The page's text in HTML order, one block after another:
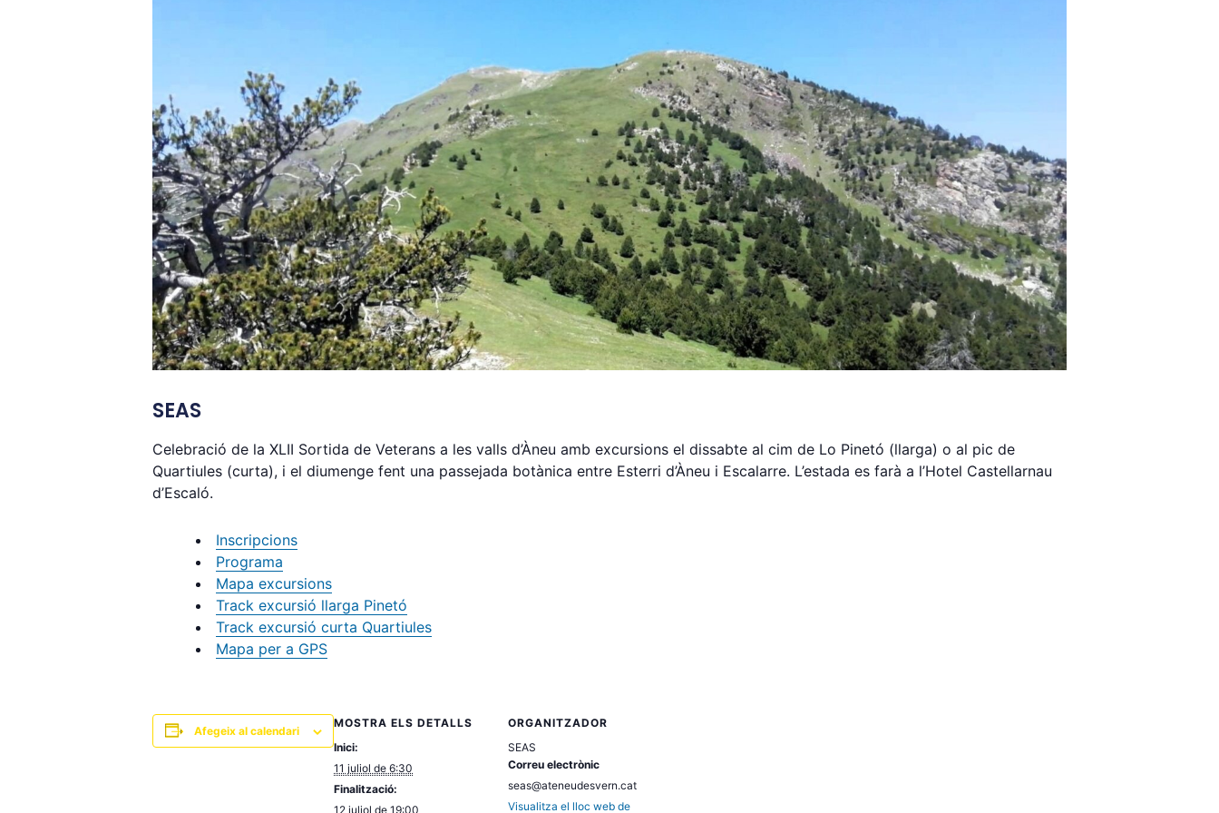
SEAS
Celebració de la XLII Sortida de Veterans a les valls d’Àneu amb excursions el dissabte al cim de Lo Pinetó (llarga) o al pic de
Quartiules (curta), i el diumenge fent una passejada botànica entre Esterri d’Àneu i Escalarre. L’estada es farà a l’Hotel Castellarnau
d’Escaló.
Inscripcions
Programa
Mapa excursions
Track excursió llarga Pinetó
Track excursió curta Quartiules
Mapa per a GPS
Afegeix al calendari
MOSTRA ELS DETALLS
Inici:
11 juliol de 6:30
Finalització:
12 juliol de 19:00
ORGANITZADOR
SEAS
Correu electrònic
seas@ateneudesvern.cat
Visualitza el lloc web de